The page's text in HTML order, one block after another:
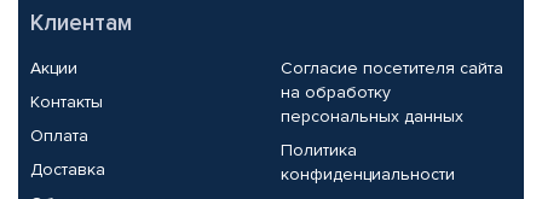
Клиентам
Акции
Контакты
Оплата
Доставка
Согласие посетителя сайта
на обработку
персональных данных
Политика
конфиденциальности